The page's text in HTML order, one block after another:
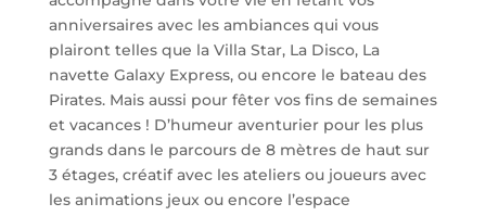
anniversaires avec les ambiances qui vous
plairont telles que la Villa Star, La Disco, La
navette Galaxy Express, ou encore le bateau des
Pirates. Mais aussi pour fêter vos fins de semaines
et vacances ! D’humeur aventurier pour les plus
grands dans le parcours de 8 mètres de haut sur
3 étages, créatif avec les ateliers ou joueurs avec
les animations jeux ou encore l’espace